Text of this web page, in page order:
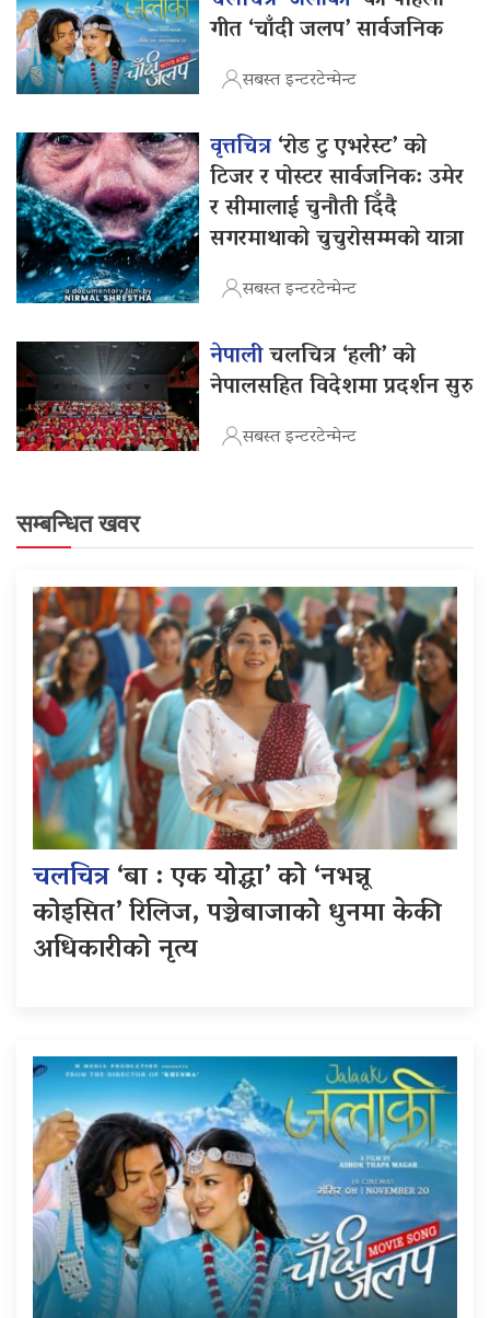
गीत ‘चाँदी जलप’ सार्वजनिक
सबस्त इन्टरटेन्मेन्ट
वृत्तचित्र‘रोड टु एभरेस्ट’ को
टिजर र पोस्टर सार्वजनिक: उमेर
र सीमालाई चुनौती दिँदै
सगरमाथाको चुचुरोसम्मको यात्रा
सबस्त इन्टरटेन्मेन्ट
नेपालीचलचित्र ‘हली’ को
नेपालसहित विदेशमा प्रदर्शन सुरु
सबस्त इन्टरटेन्मेन्ट
सम्बन्धित खवर
चलचित्र‘बा : एक योद्धा’ को ‘नभन्नू
कोइसित’ रिलिज, पञ्चेबाजाको धुनमा केकी
अधिकारीको नृत्य